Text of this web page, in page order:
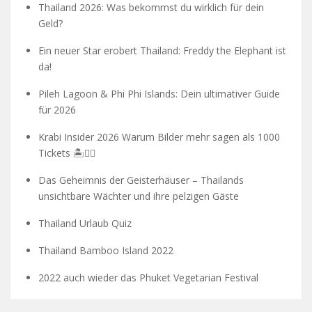
Thailand 2026: Was bekommst du wirklich für dein
Geld?
Ein neuer Star erobert Thailand: Freddy the Elephant ist
da!
Pileh Lagoon & Phi Phi Islands: Dein ultimativer Guide
für 2026
Krabi Insider 2026 Warum Bilder mehr sagen als 1000
Tickets 🏝️🧗‍♂️
Das Geheimnis der Geisterhäuser – Thailands
unsichtbare Wächter und ihre pelzigen Gäste
Thailand Urlaub Quiz
Thailand Bamboo Island 2022
2022 auch wieder das Phuket Vegetarian Festival